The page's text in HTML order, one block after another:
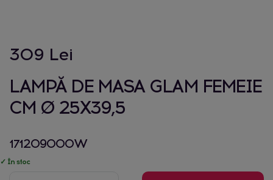
309 Lei
LAMPĂ DE MASA GLAM FEMEIE
CM Ø 25X39,5
171209000W
✓ În stoc